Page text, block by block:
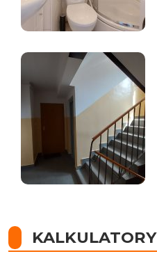
KALKULATORY